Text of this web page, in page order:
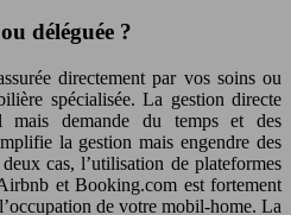
déléguée ?
directement par vos soins ou
spécialisée. La gestion directe
demande du temps et des
la gestion mais engendre des
cas, l’utilisation de plateformes
et Booking.com est fortement
de votre mobil-home. La